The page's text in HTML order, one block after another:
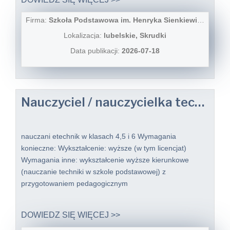
Firma: Szkoła Podstawowa im. Henryka Sienkiewicza w Skrudkach
Lokalizacja: lubelskie, Skrudki
Data publikacji: 2026-07-18
Nauczyciel / nauczycielka techniki
nauczani etechnik w klasach 4,5 i 6 Wymagania
konieczne: Wykształcenie: wyższe (w tym licencjat)
Wymagania inne: wykształcenie wyższe kierunkowe
(nauczanie techniki w szkole podstawowej) z
przygotowaniem pedagogicznym
DOWIEDZ SIĘ WIĘCEJ >>